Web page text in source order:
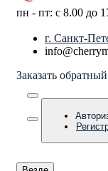
пн - пт: с 8.00 до
г. Санкт-
Заказать